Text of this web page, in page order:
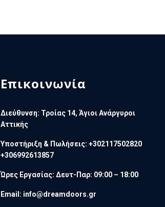
Επικοινωνία
Διεύθυνση: Τροίας 14, Άγιοι Ανάργυροι
Αττικής
Υποστήριξη & Πωλήσεις: +302117502820
+306992613857
Ώρες Εργασίας: Δευτ-Παρ: 09:00 – 18:00
Email: info@dreamdoors.gr